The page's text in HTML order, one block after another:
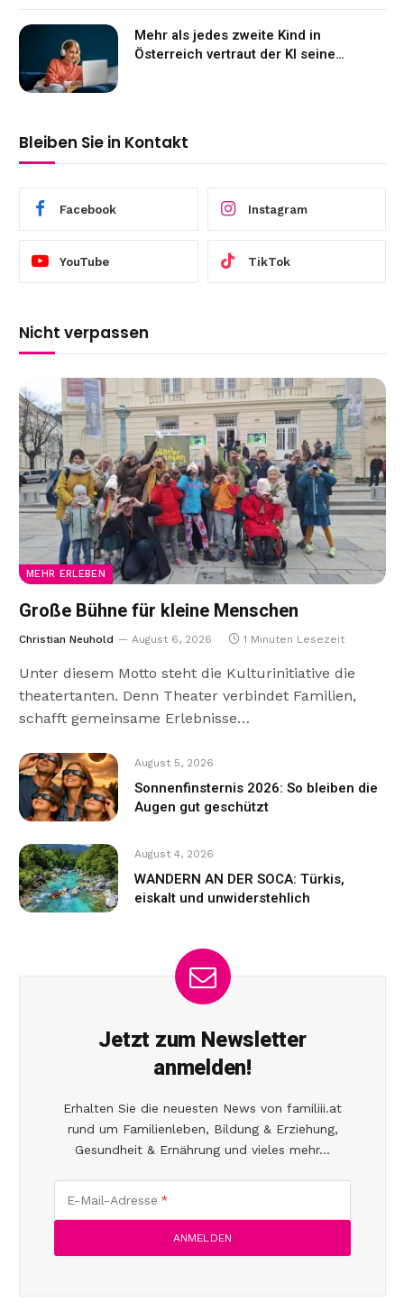
Mehr als jedes zweite Kind in
Österreich vertraut der KI seine
Bleiben Sie in Kontakt
Facebook Instagram
YouTube TikTok
Nicht verpassen
MEHR ERLEBEN
Große Bühne für kleine Menschen
Christian Neuhold August 6, 2026 1 Minuten Lesezeit
Unter diesem Motto steht die Kulturinitiative die
theatertanten. Denn Theater verbindet Familien,
schafft gemeinsame Erlebnisse…
August 5, 2026
Sonnenfinsternis 2026: So bleiben die
Augen gut geschützt
August 4, 2026
WANDERN AN DER SOCA: Türkis,
eiskalt und unwiderstehlich
Jetzt zum Newsletter
anmelden!
Erhalten Sie die neuesten News von familiii.at
rund um Familienleben, Bildung & Erziehung,
Gesundheit & Ernährung und vieles mehr...
E-Mail-Adresse